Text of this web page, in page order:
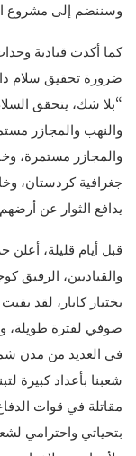
وسننضم إلى مشروع
كما أكدت قيادية
ضرورة تحقيق سلام
“بلا شك، يتحقق
والنهب والمجازر
والمجازر مستمرة،
جغرافية كردستان،
يدافع الثوار عن
قبل أيام قليلة، أعلن
والقياديين، الرفيق
بختيار كابار، لقد
صوفي لفترة طويلة،
في العديد من مدن
شعبنا بأعداد كبيرة
مقاتلة في قوات
بتحياتي واحترامي